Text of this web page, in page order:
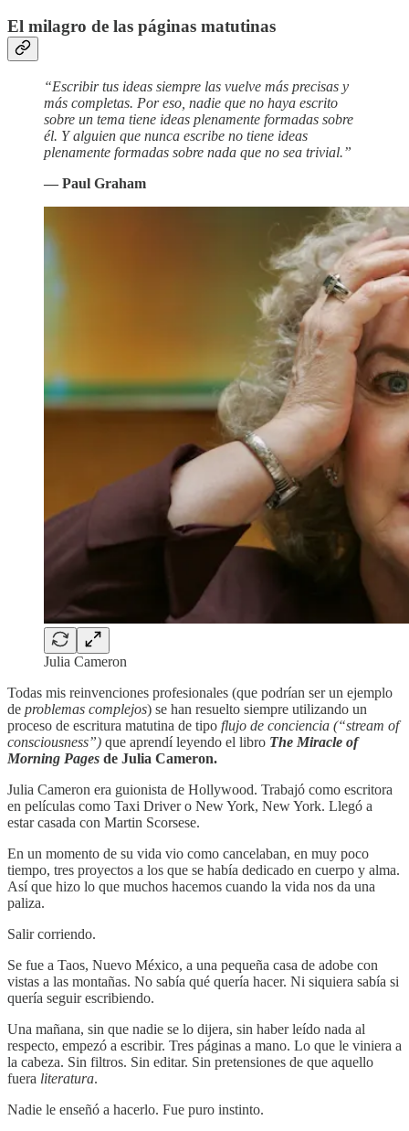
El milagro de las páginas matutinas
“Escribir tus ideas siempre las vuelve más precisas y
más completas. Por eso, nadie que no haya escrito
sobre un tema tiene ideas plenamente formadas sobre
él. Y alguien que nunca escribe no tiene ideas
plenamente formadas sobre nada que no sea trivial.”
— Paul Graham
Julia Cameron
Todas mis reinvenciones profesionales (que podrían ser un ejemplo
de problemas complejos) se han resuelto siempre utilizando un
proceso de escritura matutina de tipo flujo de conciencia (“stream of
consciousness”) que aprendí leyendo el libro The Miracle of
Morning Pages de Julia Cameron.
Julia Cameron era guionista de Hollywood. Trabajó como escritora
en películas como Taxi Driver o New York, New York. Llegó a
estar casada con Martin Scorsese.
En un momento de su vida vio como cancelaban, en muy poco
tiempo, tres proyectos a los que se había dedicado en cuerpo y alma.
Así que hizo lo que muchos hacemos cuando la vida nos da una
paliza.
Salir corriendo.
Se fue a Taos, Nuevo México, a una pequeña casa de adobe con
vistas a las montañas. No sabía qué quería hacer. Ni siquiera sabía si
quería seguir escribiendo.
Una mañana, sin que nadie se lo dijera, sin haber leído nada al
respecto, empezó a escribir. Tres páginas a mano. Lo que le viniera a
la cabeza. Sin filtros. Sin editar. Sin pretensiones de que aquello
fuera literatura.
Nadie le enseñó a hacerlo. Fue puro instinto.